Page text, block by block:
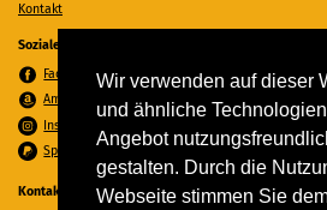
Wir verwenden auf dieser
und ähnliche
Angebot
gestalten. Durch die
Webseite stimmen Sie
Kontakt
Soziale Medien
Facebook
Amazon Wunschzettel
Instagram
Spenden per PayPal
Kontakt